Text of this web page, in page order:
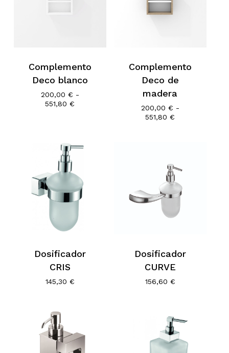
Complemento
Deco blanco
200,00 € -
551,80€
hasta
Complemento
Deco de
madera
200,00 € -
551,80€
551,80 €
Dosificador
CRIS
145,30 €
Dosificador
CURVE
156,60 €